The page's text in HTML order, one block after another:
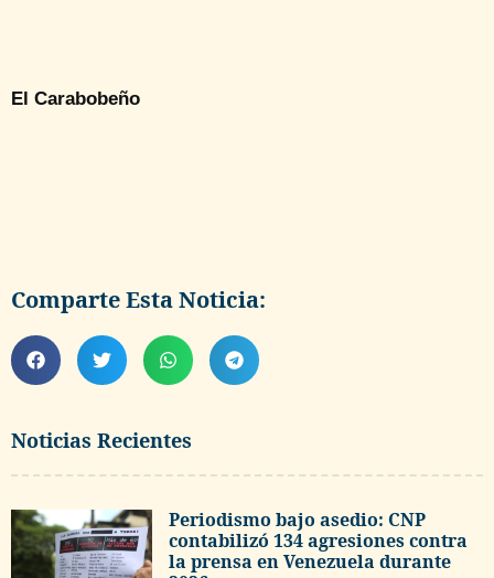
Noticias Recientes
Periodismo bajo asedio: CNP
contabilizó 134 agresiones contra
la prensa en Venezuela durante
El Carabobeño
Comparte Esta Noticia: